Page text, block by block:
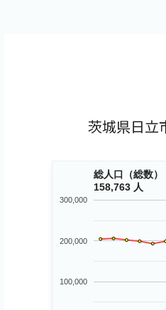
茨城県日立
総人口（総数）
158,763 人
100,000
200,000
300,000